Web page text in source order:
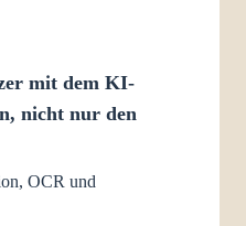
mit dem KI-
nicht nur den
OCR und